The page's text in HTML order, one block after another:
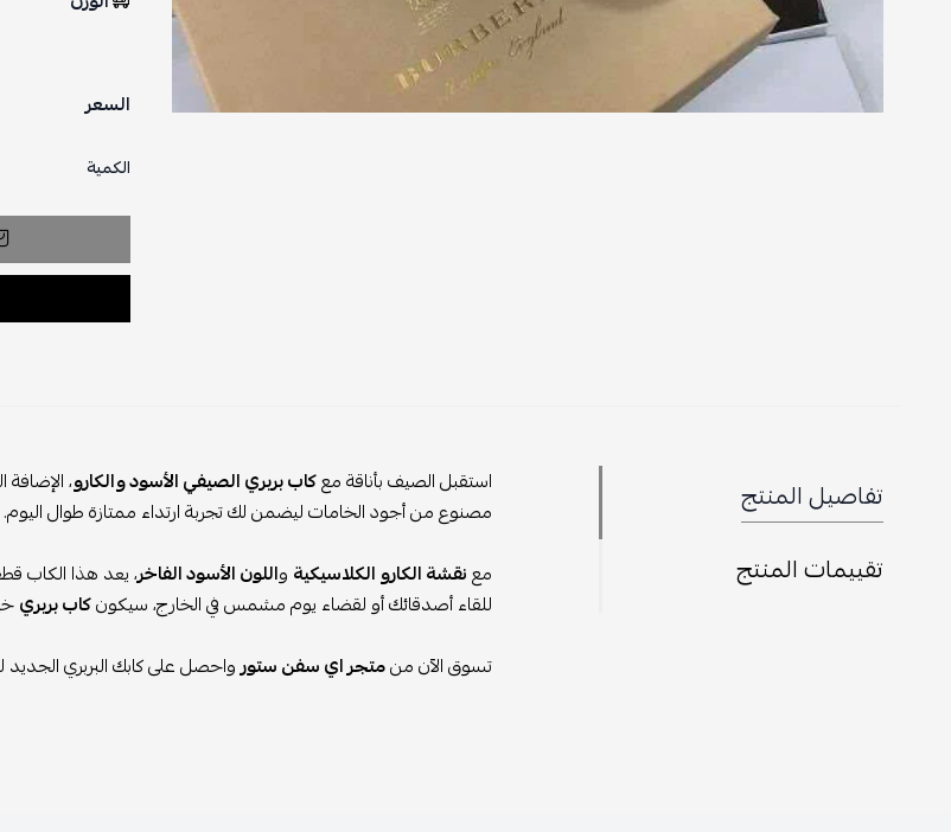
السعر
الكمية
تفاصيل المنتج
تقييمات المنتج
استقبل الصيف بأناقة معكاب بربري الصيفي الأسود والكارو،
مصنوع من أجود الخامات ليضمن لك تجربة ارتداء ممتازة طوال اليوم.
معنقشة الكارو الكلاسيكية واللون الأسود الفاخر، يعد هذا الكاب
للقاء أصدقائك أو لقضاء يوم مشمس في الخارج، سيكونكاب بربري
تسوق الآن منمتجر اي سفن ستورواحصل على كابك البربري الجديد